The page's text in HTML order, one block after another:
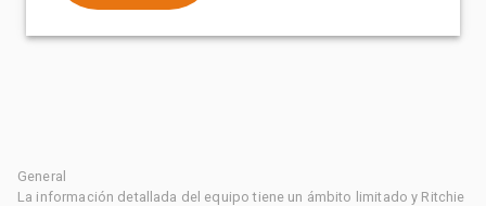
General
La información detallada del equipo tiene un ámbito limitado y Ritchie